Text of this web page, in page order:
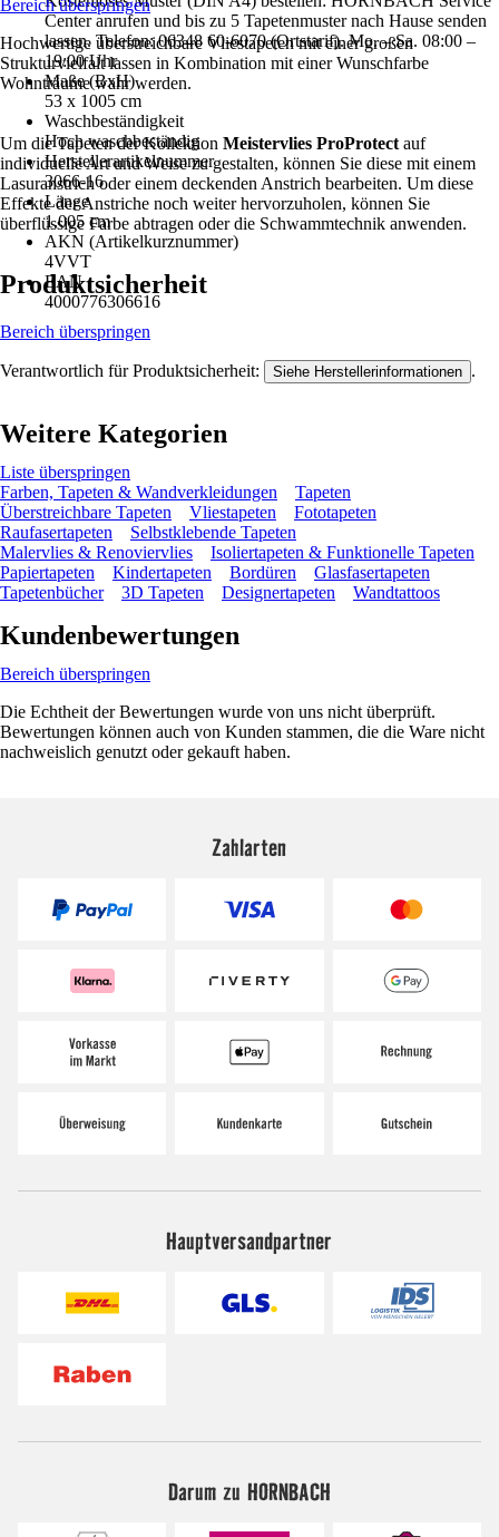
Center anrufen und bis zu 5 Tapetenmuster nach Hause senden
lassen. Telefon: 06348 60-6070 (Ortstarif). Mo. – Sa. 08:00 –
19:00 Uhr
Maße (BxH)
53 x 1005 cm
Waschbeständigkeit
Hoch waschbeständig
Herstellerartikelnummer
3066-16
Länge
1.005 cm
AKN (Artikelkurznummer)
4VVT
EAN
4000776306616
Bereich überspringen
Hochwertige überstreichbare Vliestapeten mit einer großen
Strukturvielfalt lassen in Kombination mit einer Wunschfarbe
Wohnträume wahr werden.
Um die Tapeten der Kollektion Meistervlies ProProtect auf
individuelle Art und Weise zu gestalten, können Sie diese mit einem
Lasuranstrich oder einem deckenden Anstrich bearbeiten. Um diese
Effekte der Anstriche noch weiter hervorzuholen, können Sie
überflüssige Farbe abtragen oder die Schwammtechnik anwenden.
Produktsicherheit
Bereich überspringen
Verantwortlich für Produktsicherheit: Siehe Herstellerinformationen .
Weitere Kategorien
Liste überspringen
Farben, Tapeten & Wandverkleidungen
Tapeten
Überstreichbare Tapeten
Vliestapeten
Fototapeten
Raufasertapeten
Selbstklebende Tapeten
Malervlies & Renoviervlies
Isoliertapeten & Funktionelle Tapeten
Papiertapeten
Kindertapeten Bordüren
Glasfasertapeten
Tapetenbücher
3D Tapeten Designertapeten Wandtattoos
Kundenbewertungen
Bereich überspringen
Die Echtheit der Bewertungen wurde von uns nicht überprüft.
Bewertungen können auch von Kunden stammen, die die Ware nicht
nachweislich genutzt oder gekauft haben.
Zahlarten
Hauptversandpartner
Darum zu HORNBACH